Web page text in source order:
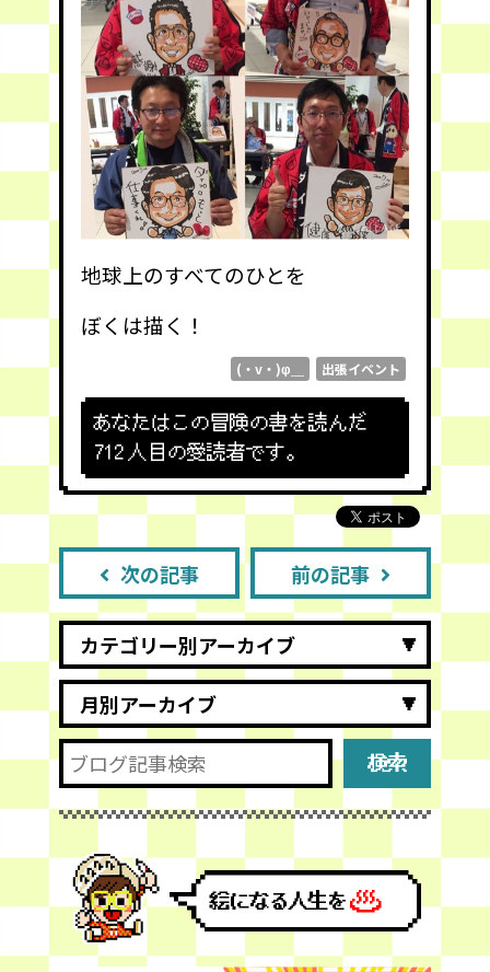
地球上のすべてのひとを
ぼくは描く！
(・v・)φ＿ 出張イベント
あなたはこの冒険の書を読んだ
712 人目の愛読者です。
次の記事 前の記事